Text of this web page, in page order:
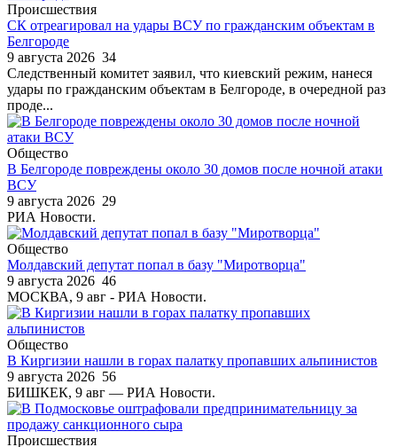
Происшествия
СК отреагировал на удары ВСУ по гражданским объектам в
Белгороде
9 августа 2026 34
Следственный комитет заявил, что киевский режим, нанеся
удары по гражданским объектам в Белгороде, в очередной раз
проде...
Общество
В Белгороде повреждены около 30 домов после ночной атаки
ВСУ
9 августа 2026 29
РИА Новости.
Общество
Молдавский депутат попал в базу "Миротворца"
9 августа 2026 46
МОСКВА, 9 авг - РИА Новости.
Общество
В Киргизии нашли в горах палатку пропавших альпинистов
9 августа 2026 56
БИШКЕК, 9 авг — РИА Новости.
Происшествия